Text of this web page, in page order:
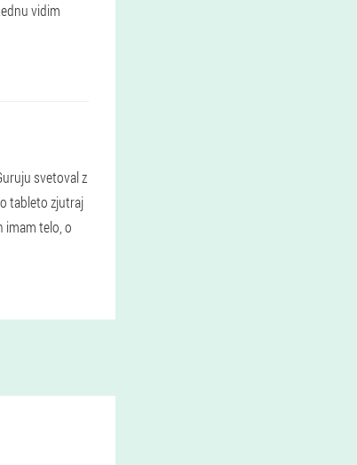
vidim
svetoval z
tableto zjutraj
imam telo, o